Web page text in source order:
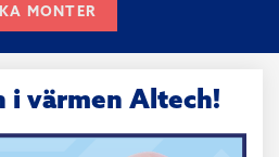
MONTER
i värmen Altech!